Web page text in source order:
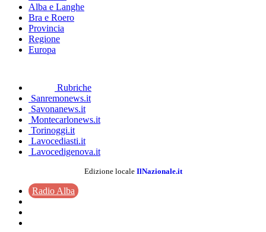
Alba e Langhe
Bra e Roero
Provincia
Regione
Europa
Rubriche
Sanremonews.it
Savonanews.it
Montecarlonews.it
Torinoggi.it
Lavocediasti.it
Lavocedigenova.it
Edizione locale IlNazionale.it
Radio Alba